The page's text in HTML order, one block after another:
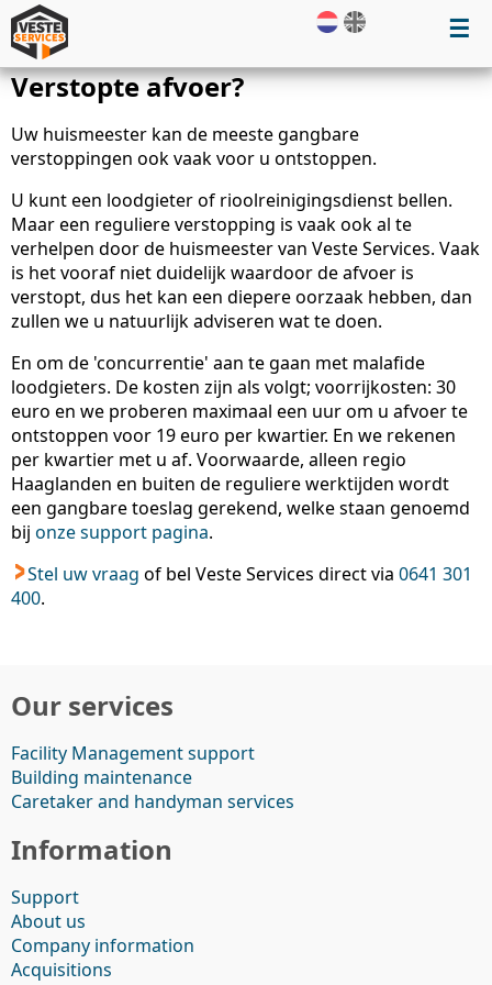
☰
Verstopte afvoer?
Uw huismeester kan de meeste gangbare
verstoppingen ook vaak voor u ontstoppen.
U kunt een loodgieter of rioolreinigingsdienst bellen.
Maar een reguliere verstopping is vaak ook al te
verhelpen door de huismeester van Veste Services. Vaak
is het vooraf niet duidelijk waardoor de afvoer is
verstopt, dus het kan een diepere oorzaak hebben, dan
zullen we u natuurlijk adviseren wat te doen.
En om de 'concurrentie' aan te gaan met malafide
loodgieters. De kosten zijn als volgt; voorrijkosten: 30
euro en we proberen maximaal een uur om u afvoer te
ontstoppen voor 19 euro per kwartier. En we rekenen
per kwartier met u af. Voorwaarde, alleen regio
Haaglanden en buiten de reguliere werktijden wordt
een gangbare toeslag gerekend, welke staan genoemd
bij onze support pagina.
Stel uw vraag of bel Veste Services direct via 0641 301
400.
Our services
Facility Management support
Building maintenance
Caretaker and handyman services
Information
Support
About us
Company information
Acquisitions